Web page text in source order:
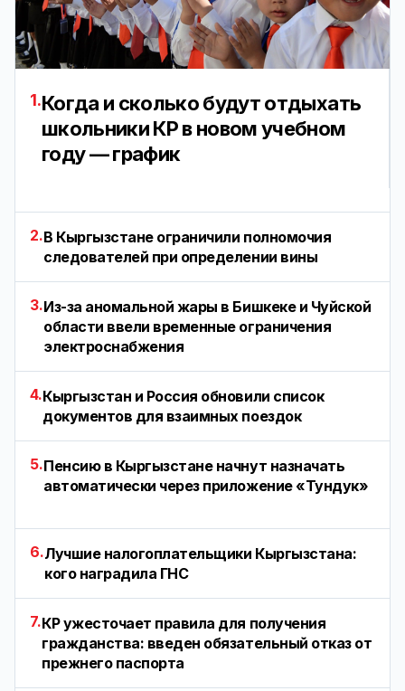
1.Когда и сколько будут отдыхать
школьники КР в новом учебном
году — график
2.В Кыргызстане ограничили полномочия
следователей при определении вины
3.Из-за аномальной жары в Бишкеке и Чуйской
области ввели временные ограничения
электроснабжения
4.Кыргызстан и Россия обновили список
документов для взаимных поездок
5.Пенсию в Кыргызстане начнут назначать
автоматически через приложение «Тундук»
6.Лучшие налогоплательщики Кыргызстана:
кого наградила ГНС
7.КР ужесточает правила для получения
гражданства: введен обязательный отказ от
прежнего паспорта